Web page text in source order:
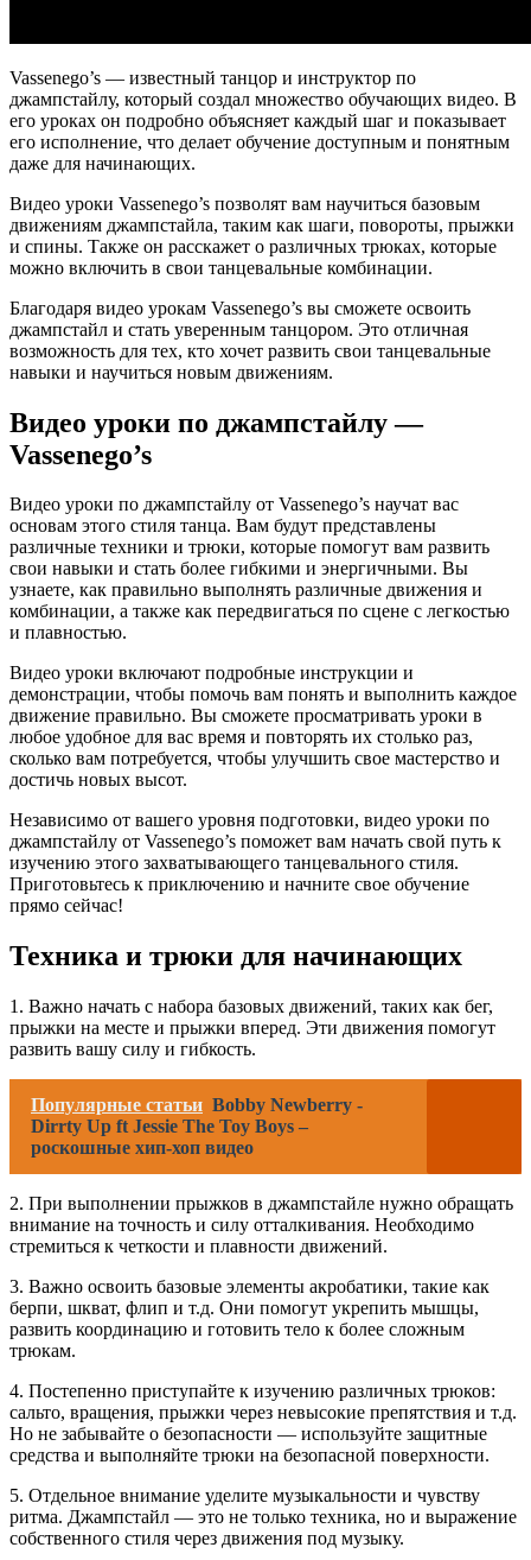
Vassenego’s — известный танцор и инструктор по
джампстайлу, который создал множество обучающих видео. В
его уроках он подробно объясняет каждый шаг и показывает
его исполнение, что делает обучение доступным и понятным
даже для начинающих.
Видео уроки Vassenego’s позволят вам научиться базовым
движениям джампстайла, таким как шаги, повороты, прыжки
и спины. Также он расскажет о различных трюках, которые
можно включить в свои танцевальные комбинации.
Благодаря видео урокам Vassenego’s вы сможете освоить
джампстайл и стать уверенным танцором. Это отличная
возможность для тех, кто хочет развить свои танцевальные
навыки и научиться новым движениям.
Видео уроки по джампстайлу —
Vassenego’s
Видео уроки по джампстайлу от Vassenego’s научат вас
основам этого стиля танца. Вам будут представлены
различные техники и трюки, которые помогут вам развить
свои навыки и стать более гибкими и энергичными. Вы
узнаете, как правильно выполнять различные движения и
комбинации, а также как передвигаться по сцене с легкостью
и плавностью.
Видео уроки включают подробные инструкции и
демонстрации, чтобы помочь вам понять и выполнить каждое
движение правильно. Вы сможете просматривать уроки в
любое удобное для вас время и повторять их столько раз,
сколько вам потребуется, чтобы улучшить свое мастерство и
достичь новых высот.
Независимо от вашего уровня подготовки, видео уроки по
джампстайлу от Vassenego’s поможет вам начать свой путь к
изучению этого захватывающего танцевального стиля.
Приготовьтесь к приключению и начните свое обучение
прямо сейчас!
Техника и трюки для начинающих
1. Важно начать с набора базовых движений, таких как бег,
прыжки на месте и прыжки вперед. Эти движения помогут
развить вашу силу и гибкость.
Популярные статьи Bobby Newberry -
Dirrty Up ft Jessie The Toy Boys –
роскошные хип-хоп видео
2. При выполнении прыжков в джампстайле нужно обращать
внимание на точность и силу отталкивания. Необходимо
стремиться к четкости и плавности движений.
3. Важно освоить базовые элементы акробатики, такие как
берпи, шкват, флип и т.д. Они помогут укрепить мышцы,
развить координацию и готовить тело к более сложным
трюкам.
4. Постепенно приступайте к изучению различных трюков:
сальто, вращения, прыжки через невысокие препятствия и т.д.
Но не забывайте о безопасности — используйте защитные
средства и выполняйте трюки на безопасной поверхности.
5. Отдельное внимание уделите музыкальности и чувству
ритма. Джампстайл — это не только техника, но и выражение
собственного стиля через движения под музыку.